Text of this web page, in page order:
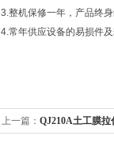
3.整机保修一年，产品终
4.常年供应设备的易损件
上一篇： QJ210A土工膜